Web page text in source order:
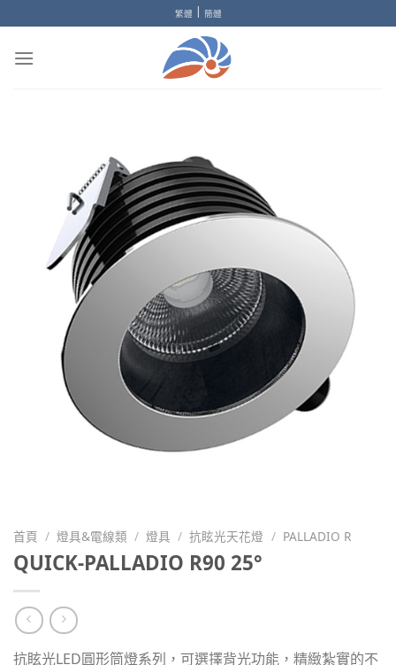
to
content
繁體 | 簡體
首頁 / 燈具&電線類 / 燈具 / 抗眩光天花燈 / PALLADIO R
QUICK-PALLADIO R90 25°
抗眩光LED圓形筒燈系列，可選擇背光功能，精緻紮實的不